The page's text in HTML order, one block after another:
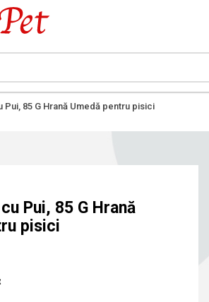
Pui, 85 G Hrană Umedă pentru pisici
Pui, 85 G Hrană
pisici